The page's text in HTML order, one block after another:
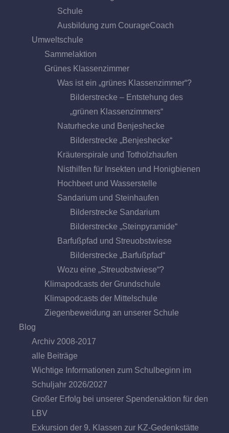
Schule
Ausbildung zum CourageCoach
Umweltschule
Sammelaktion
Grünes Klassenzimmer
Was ist ein „grünes Klassenzimmer“?
Bilderstrecke – Entstehung des
„grünen Klassenzimmers“
Naturhecke und Benjeshecke
Bilderstrecke „Benjeshecke“
Kräuterspirale und Totholzhaufen
Nisthilfen für Insekten und Honigbienen
Hochbeet und Wasserstelle
Sandarium und Steinhaufen
Bilderstrecke Sandarium
Bilderstrecke „Steinpyramide“
Barfußpfad und Streuobstwiese
Bilderstrecke „Barfußpfad“
Wozu eine „Streuobstwiese“?
Klimapodcasts der Grundschule
Klimapodcasts der Mittelschule
Ziegenbeweidung an unserer Schule
Blog
Archiv 2008-2017
alle Beiträge
Wichtige Informationen zum Schulbeginn im
Schuljahr 2026/2027
Großer Erfolg bei unserer Spendenaktion für den
LBV
Exkursion der 9. Klassen zur KZ-Gedenkstätte